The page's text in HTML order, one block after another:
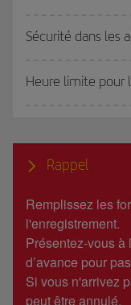
Sécurité dans les
Heure limite pour
Rappel
Remplissez les
l'enregistrement.
Présentez-vous à
d’avance pour
Si vous n'arrivez
peut être annulé.